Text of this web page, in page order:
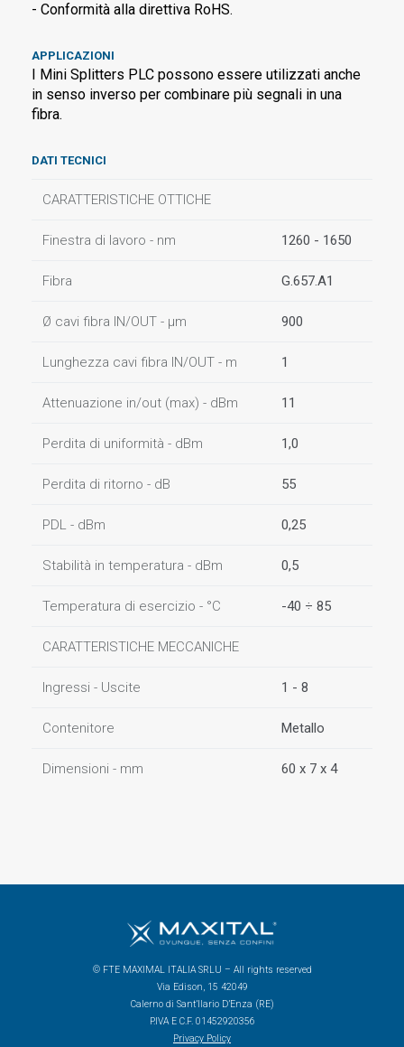
- Conformità alla direttiva RoHS.
APPLICAZIONI
I Mini Splitters PLC possono essere utilizzati anche
in senso inverso per combinare più segnali in una
fibra.
DATI TECNICI
CARATTERISTICHE OTTICHE
Finestra di lavoro - nm 1260 - 1650
Fibra G.657.A1
Ø cavi fibra IN/OUT - µm 900
Lunghezza cavi fibra IN/OUT - m 1
Attenuazione in/out (max) - dBm 11
Perdita di uniformità - dBm 1,0
Perdita di ritorno - dB 55
PDL - dBm 0,25
Stabilità in temperatura - dBm 0,5
Temperatura di esercizio - °C -40 ÷ 85
CARATTERISTICHE MECCANICHE
Ingressi - Uscite 1 - 8
Contenitore Metallo
Dimensioni - mm 60 x 7 x 4
© FTE MAXIMAL ITALIA SRLU – All rights reserved
Via Edison, 15 42049
Calerno di Sant’Ilario D’Enza (RE)
P.IVA E C.F. 01452920356
Privacy Policy